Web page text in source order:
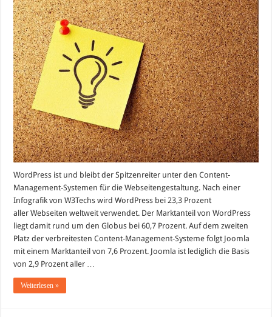
ein
CMS
ist
so
erfolgreich
wie
WordPress
WordPress ist und bleibt der Spitzenreiter unter den Content-
Management-Systemen für die Webseitengestaltung. Nach einer
Infografik von W3Techs wird WordPress bei 23,3 Prozent
aller Webseiten weltweit verwendet. Der Marktanteil von WordPress
liegt damit rund um den Globus bei 60,7 Prozent. Auf dem zweiten
Platz der verbreitesten Content-Management-Systeme folgt Joomla
mit einem Marktanteil von 7,6 Prozent. Joomla ist lediglich die Basis
von 2,9 Prozent aller …
Weiterlesen »